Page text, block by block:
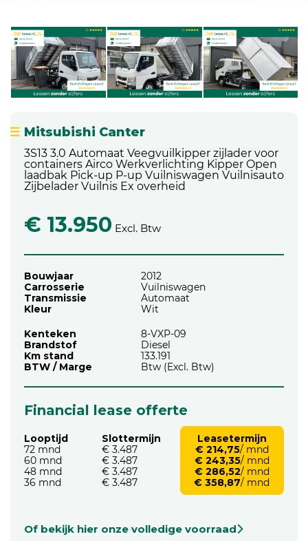
Mitsubishi Canter
3S13 3.0 Automaat Veegvuilkipper zijlader voor
containers Airco Werkverlichting Kipper Open
laadbak Pick-up P-up Vuilniswagen Vuilnisauto
Zijbelader Vuilnis Ex overheid
€ 13.950 Excl. Btw
Bouwjaar
2012
Carrosserie
Vuilniswagen
Transmissie
Automaat
Kleur
Wit
Kenteken
8-VXP-09
Brandstof
Diesel
Km stand
133.191
BTW / Marge
Btw (Excl. Btw)
Financial lease offerte
Looptijd
72 mnd
60 mnd
48 mnd
36 mnd
Slottermijn
€ 3.487
€ 3.487
€ 3.487
€ 3.487
Leasetermijn
€ 214,75/ mnd
€ 243,35/ mnd
€ 286,52/ mnd
€ 358,87/ mnd
Of bekijk hier onze volledige voorraad